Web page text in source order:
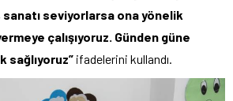
seviyorlarsa ona yönelik
çalışıyoruz. Günden güne
sağlıyoruz” ifadelerini kullandı.